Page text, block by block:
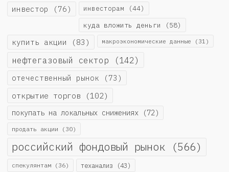
инвестор (76) инвесторам (44)
куда вложить деньги (58)
купить акции (83) макроэкономические данные (31)
нефтегазовый сектор (142)
отечественный рынок (73)
открытие торгов (102)
покупать на локальных снижениях (72)
продать акции (30)
российский фондовый рынок (566)
спекулянтам (36) теханализ (43)